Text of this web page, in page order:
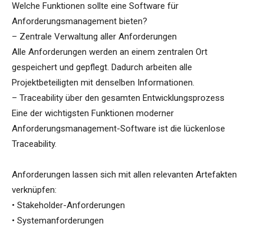
Welche Funktionen sollte eine Software für
Anforderungsmanagement bieten?
– Zentrale Verwaltung aller Anforderungen
Alle Anforderungen werden an einem zentralen Ort
gespeichert und gepflegt. Dadurch arbeiten alle
Projektbeteiligten mit denselben Informationen.
– Traceability über den gesamten Entwicklungsprozess
Eine der wichtigsten Funktionen moderner
Anforderungsmanagement-Software ist die lückenlose
Traceability.
Anforderungen lassen sich mit allen relevanten Artefakten
verknüpfen:
• Stakeholder-Anforderungen
• Systemanforderungen